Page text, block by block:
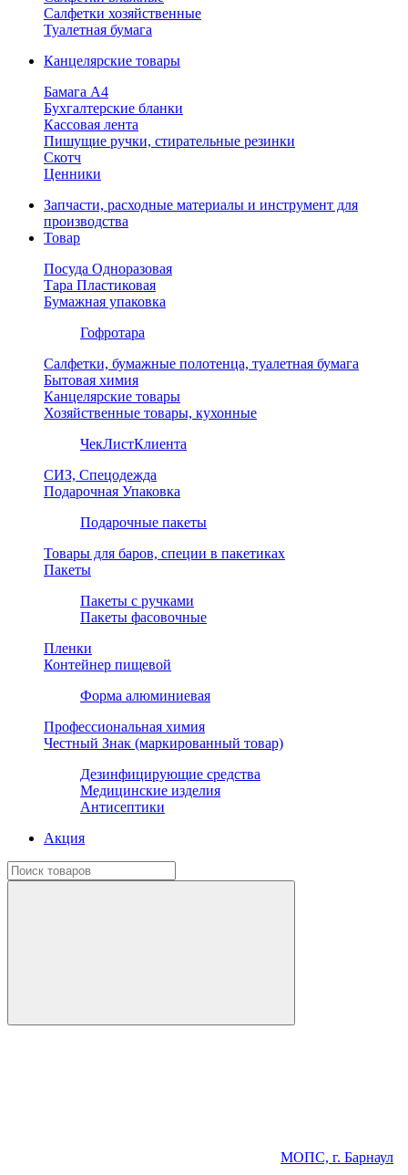
Салфетки хозяйственные
Туалетная бумага
Канцелярские товары
Бамага А4
Бухгалтерские бланки
Кассовая лента
Пишущие ручки, стирательные резинки
Скотч
Ценники
Запчасти, расходные материалы и инструмент для
производства
Товар
Посуда Одноразовая
Тара Пластиковая
Бумажная упаковка
Гофротара
Салфетки, бумажные полотенца, туалетная бумага
Бытовая химия
Канцелярские товары
Хозяйственные товары, кухонные
ЧекЛистКлиента
СИЗ, Спецодежда
Подарочная Упаковка
Подарочные пакеты
Товары для баров, специи в пакетиках
Пакеты
Пакеты с ручками
Пакеты фасовочные
Пленки
Контейнер пищевой
Форма алюминиевая
Профессиональная химия
Честный Знак (маркированный товар)
Дезинфицирующие средства
Медицинские изделия
Антисептики
Акция
МОПС, г. Барнаул